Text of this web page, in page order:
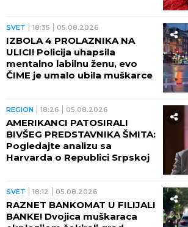
SVET 18:35 05.08.2026
IZBOLA 4 PROLAZNIKA NA
ULICI! Policija uhapsila
mentalno labilnu ženu, evo
ČIME je umalo ubila muškarce
REGION 18:26 05.08.2026
AMERIKANCI PATOSIRALI
BIVŠEG PREDSTAVNIKA ŠMITA:
Pogledajte analizu sa
Harvarda o Republici Srpskoj
SVET 18:12 05.08.2026
RAZNET BANKOMAT U FILIJALI
BANKE! Dvojica muškaraca